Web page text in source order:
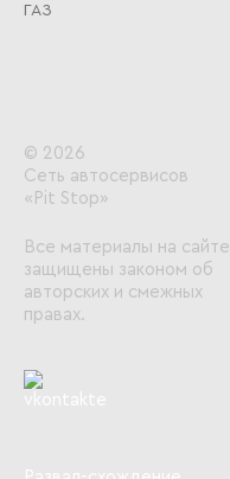
ГАЗ
© 2026
Сеть автосервисов
«Pit Stop»
Все материалы на сайте
защищены законом об
авторских и смежных
правах.